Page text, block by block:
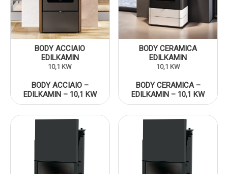
BODY ACCIAIO
EDILKAMIN
10,1 KW
BODY ACCIAIO –
EDILKAMIN – 10,1 KW
BODY CERAMICA
EDILKAMIN
10,1 KW
BODY CERAMICA –
EDILKAMIN – 10,1 KW